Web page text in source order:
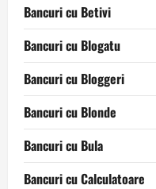
Bancuri cu Betivi
Bancuri cu Blogatu
Bancuri cu Bloggeri
Bancuri cu Blonde
Bancuri cu Bula
Bancuri cu Calculatoare